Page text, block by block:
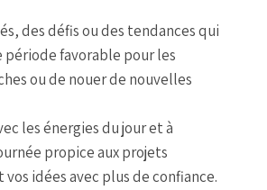
des défis ou des tendances qui
période favorable pour les
ou de nouer de nouvelles
les énergies du jour et à
propice aux projets
idées avec plus de confiance.